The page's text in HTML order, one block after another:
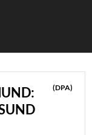
(DPA)